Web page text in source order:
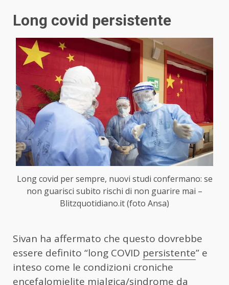
Long covid persistente
Long covid per sempre, nuovi studi confermano: se
non guarisci subito rischi di non guarire mai –
Blitzquotidiano.it (foto Ansa)
Sivan ha affermato che questo dovrebbe
essere definito “long COVID persistente” e
inteso come le condizioni croniche
encefalomielite mialgica/sindrome da